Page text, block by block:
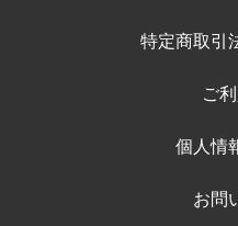
特定商取引
ご
個人情
お問